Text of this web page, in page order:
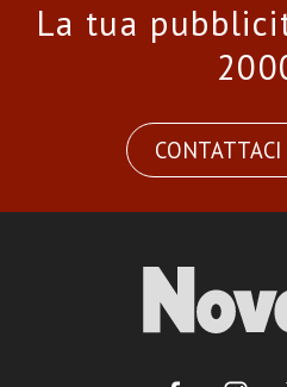
La tua